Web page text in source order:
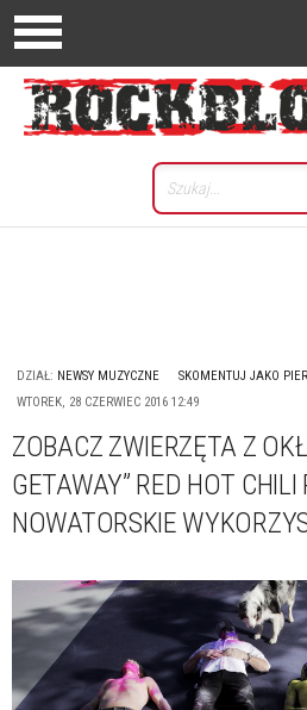
DZIAŁ: NEWSY MUZYCZNE
SKOMENTUJ JAKO
WTOREK, 28 CZERWIEC 2016 12:49
ZOBACZ ZWIERZĘTA Z
GETAWAY” RED HOT CHILI
NOWATORSKIE